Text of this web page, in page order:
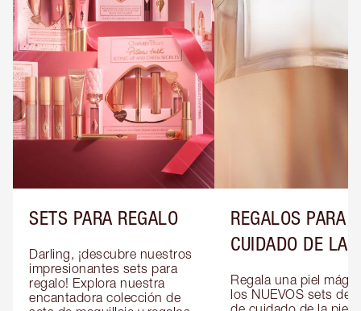
SETS PARA REGALO
Darling, ¡descubre nuestros
impresionantes sets para
regalo! Explora nuestra
encantadora colección de
REGALOS PARA
CUIDADO DE LA
Regala una piel
los NUEVOS sets de